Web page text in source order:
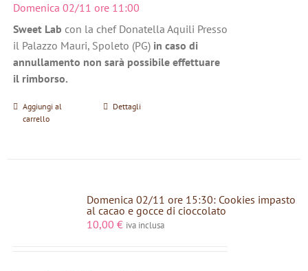
Domenica 02/11 ore 11:00
Sweet Lab con la chef Donatella Aquili Presso
il Palazzo Mauri, Spoleto (PG) in caso di
annullamento non sarà possibile effettuare
il rimborso.
Aggiungi al
carrello
Dettagli
Domenica 02/11 ore 15:30: Cookies impasto
al cacao e gocce di cioccolato
10,00 € iva inclusa